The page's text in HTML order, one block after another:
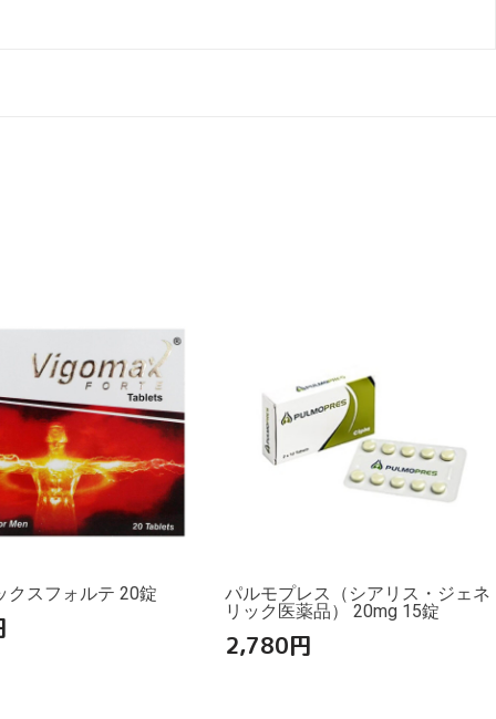
クスフォルテ 20錠
パルモプレス（シアリス・ジェネ
リック医薬品） 20mg 15錠
2,780円